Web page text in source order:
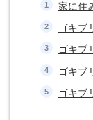
家に住
ゴキブ
ゴキブ
ゴキブ
ゴキブ